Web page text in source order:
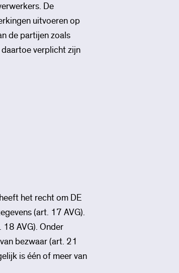
De
uitvoeren op
de partijen zoals
verplicht zijn
het recht om DE
(art. 17 AVG).
AVG). Onder
bezwaar (art. 21
is één of meer van